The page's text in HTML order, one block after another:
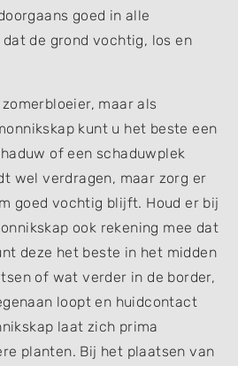
goed in alle
de grond vochtig, los en
maar als
kunt u het beste een
of een schaduwplek
wel verdragen, maar zorg er
goed vochtig blijft. Houd er bij
ook rekening mee dat
deze het beste in het midden
of wat verder in de border,
loopt en huidcontact
laat zich prima
planten. Bij het plaatsen van